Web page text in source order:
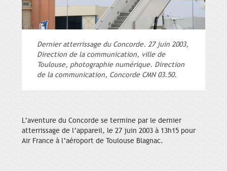
Dernier atterrissage du Concorde. 27 juin 2003,
Direction de la communication, ville de
Toulouse, photographie numérique. Direction
de la communication, Concorde CMN 03.50.
L’aventure du Concorde se termine par le dernier
atterrissage de l’appareil, le 27 juin 2003 à 13h15 pour
Air France à l’aéroport de Toulouse Blagnac.